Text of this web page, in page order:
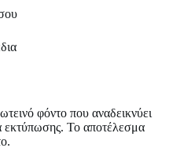
φόντο που αναδεικνύει
εκτύπωσης. Το αποτέλεσμα